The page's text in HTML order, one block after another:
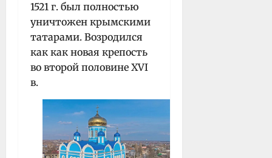
1521 г. был полностью
уничтожен крымскими
татарами. Возродился
как как новая крепость
во второй половине XVI
в.